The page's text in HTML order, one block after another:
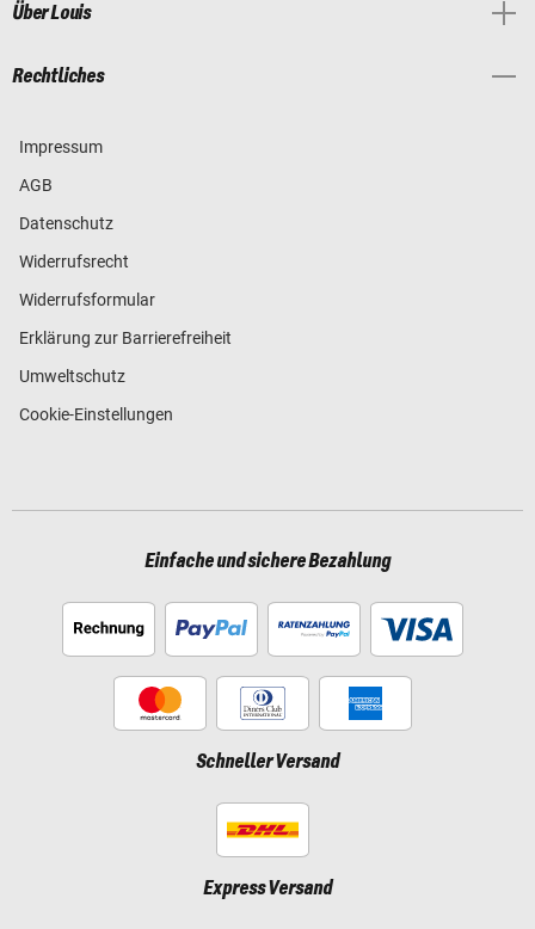
Über Louis
Rechtliches
Impressum
AGB
Datenschutz
Widerrufsrecht
Widerrufsformular
Erklärung zur Barrierefreiheit
Umweltschutz
Cookie-Einstellungen
Einfache und sichere Bezahlung
Schneller Versand
Express Versand